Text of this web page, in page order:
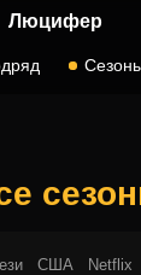
Люцифер
США Netflix